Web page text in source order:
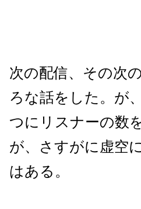
次の配信、その次
ろな話をした。が
つにリスナーの数
が、さすがに虚空
はある。